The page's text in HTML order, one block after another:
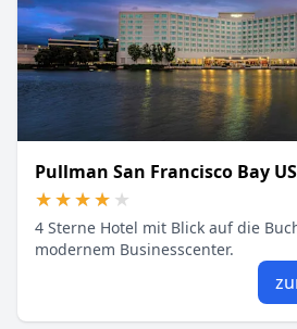
Pullman San Francisco Bay
★★★★★
★★★★★
4 Sterne Hotel mit Blick auf die
modernem Businesscenter.